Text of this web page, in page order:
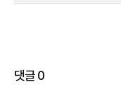
댓글0